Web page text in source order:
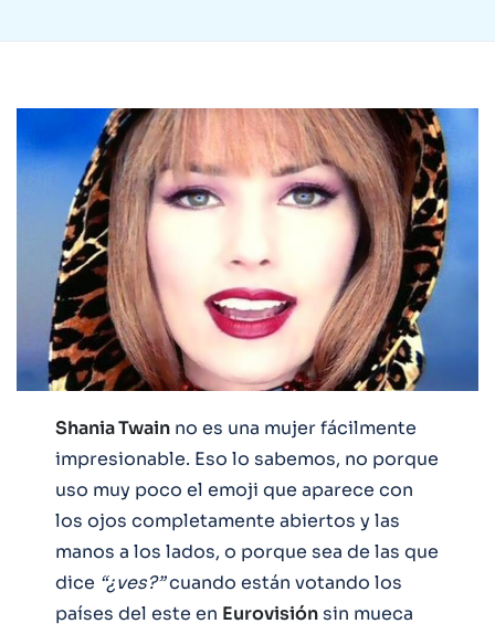
Shania Twain no es una mujer fácilmente
impresionable. Eso lo sabemos, no porque
uso muy poco el emoji que aparece con
los ojos completamente abiertos y las
manos a los lados, o porque sea de las que
dice “¿ves?”cuando están votando los
países del este en Eurovisiónsin mueca